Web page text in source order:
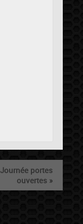
Journée portes
ouvertes »